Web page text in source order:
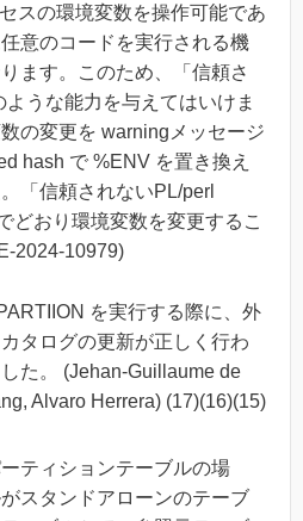
スの環境変数を操作可能であ
意のコードを実行される機
ます。このため、「信頼さ
うな能力を与えてはいけま
の変更を warningメッセージ
hash で %ENV を置き換え
「信頼されないPL/perl
どおり環境変数を変更するこ
2024-10979)
を実行する際に、外
タログの更新が正しく行わ
た。 (Jehan-Guillaume de
Alvaro Herrera) (17)(16)(15)
ティションテーブルの場
スタンドアローンのテーブ